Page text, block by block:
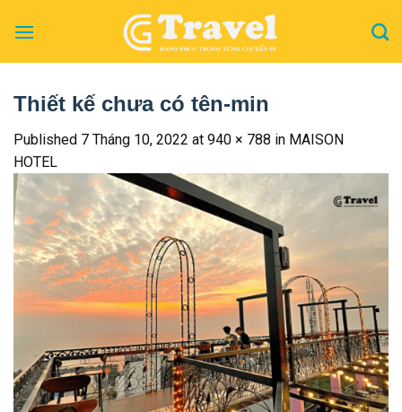
Thiết kế chưa có tên-min
Published 7 Tháng 10, 2022 at 940 × 788 in MAISON
HOTEL